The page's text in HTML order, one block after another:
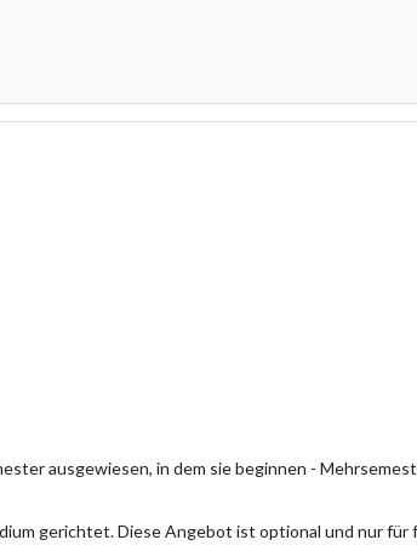
ausgewiesen, in dem sie beginnen -
gerichtet. Diese Angebot ist optional und nur